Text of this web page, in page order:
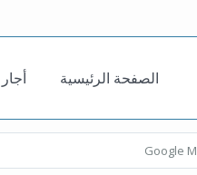
الصفحة الرئيسية أجار